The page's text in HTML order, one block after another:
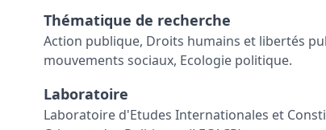
Thématique de recherche
Action publique, Droits humains et libertés
mouvements sociaux, Ecologie politique.
Laboratoire
Laboratoire d'Etudes Internationales et